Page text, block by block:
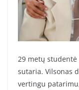
29 metų
sutaria. Vilsonas
vertingu